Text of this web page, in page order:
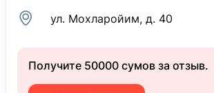
ул. Мохларойим, д. 40
Получите 50000 сумов за отзыв.